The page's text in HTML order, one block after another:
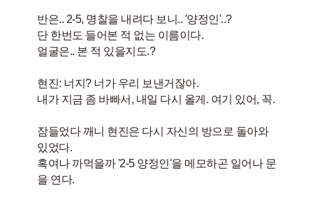
반은.. 2-5, 명찰을 내려다 보니.. '양정인'..?
단 한번도 들어본 적 없는 이름이다.
얼굴은.. 본 적 있을지도.?
현진: 너지? 너가 우리 보낸거잖아.
내가 지금 좀 바빠서, 내일 다시 올게. 여기 있어, 꼭.
잠들었다 깨니 현진은 다시 자신의 방으로 돌아와
있었다.
혹여나 까먹을까 '2-5 양정인'을 메모하곤 일어나 문